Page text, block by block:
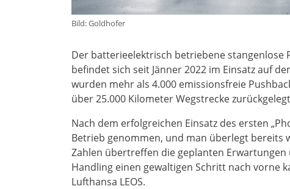
Bild: Goldhofer
Der batterieelektrisch betriebene stangenlose
befindet sich seit Jänner 2022 im Einsatz auf
wurden mehr als 4.000 emissionsfreie
über 25.000 Kilometer Wegstrecke
Nach dem erfolgreichen Einsatz des ersten
Betrieb genommen, und man überlegt bereits
Zahlen übertreffen die geplanten
Handling einen gewaltigen Schritt nach vorne
Lufthansa LEOS.